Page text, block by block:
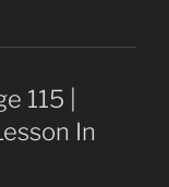
115 |
In